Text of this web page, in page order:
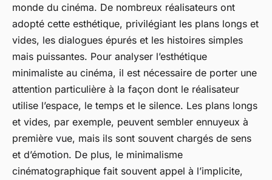
monde du cinéma. De nombreux réalisateurs ont
adopté cette esthétique, privilégiant les plans longs et
vides, les dialogues épurés et les histoires simples
mais puissantes. Pour analyser l’esthétique
minimaliste au cinéma, il est nécessaire de porter une
attention particulière à la façon dont le réalisateur
utilise l’espace, le temps et le silence. Les plans longs
et vides, par exemple, peuvent sembler ennuyeux à
première vue, mais ils sont souvent chargés de sens
et d’émotion. De plus, le minimalisme
cinématographique fait souvent appel à l’implicite,